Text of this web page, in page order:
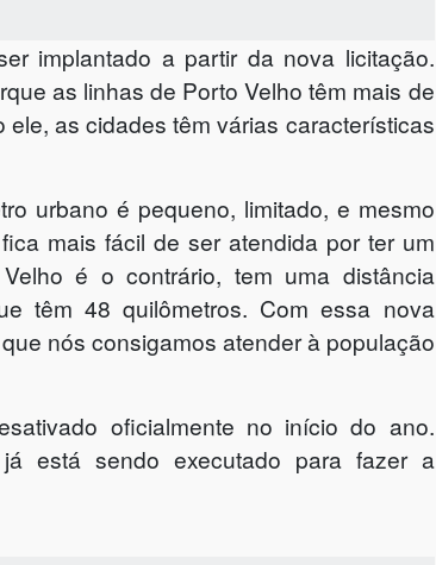
implantado a partir da nova licitação.
as linhas de Porto Velho têm mais de
as cidades têm várias características
urbano é pequeno, limitado, e mesmo
mais fácil de ser atendida por ter um
é o contrário, tem uma distância
têm 48 quilômetros. Com essa nova
nós consigamos atender à população
oficialmente no início do ano.
está sendo executado para fazer a